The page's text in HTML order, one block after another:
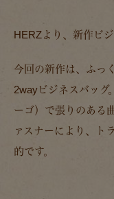
HERZより、新作ビ
今回の新作は、ふっ
2wayビジネスバッグ
ーゴ）で張りのある
ァスナーにより、ト
的です。